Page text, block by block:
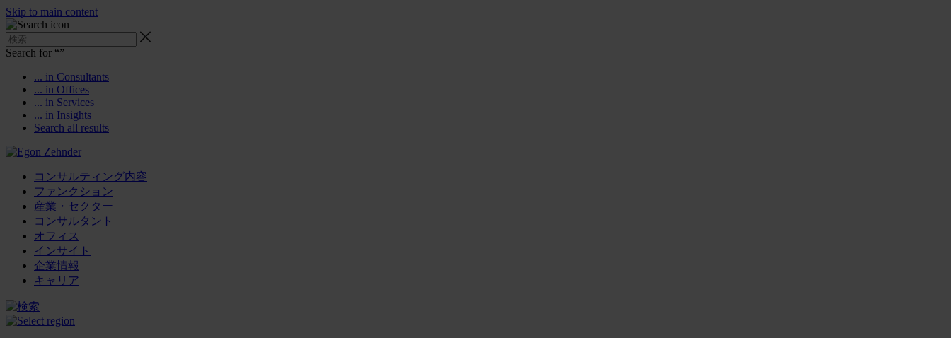
Skip to main content
Search for “”
... in Consultants
... in Offices
... in Services
... in Insights
Search all results
コンサルティング内容
ファンクション
産業・セクター
コンサルタント
オフィス
インサイト
企業情報
キャリア